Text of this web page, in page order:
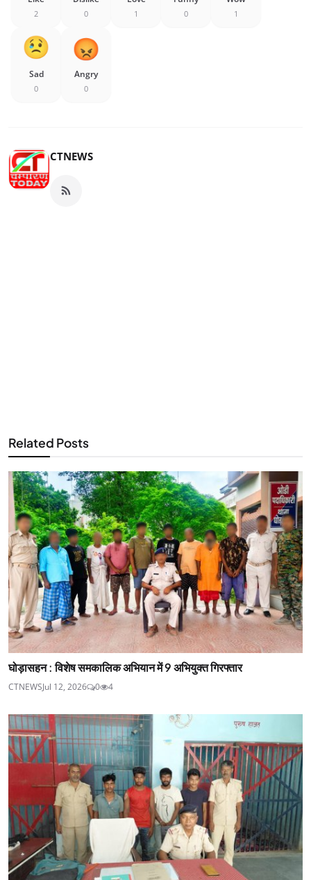
2 0 1 0 1
Sad
0
Angry
0
CTNEWS
Related Posts
घोड़ासहन : विशेष समकालिक अभियान में 9 अभियुक्त गिरफ्तार
CTNEWSJul 12, 2026 0 4